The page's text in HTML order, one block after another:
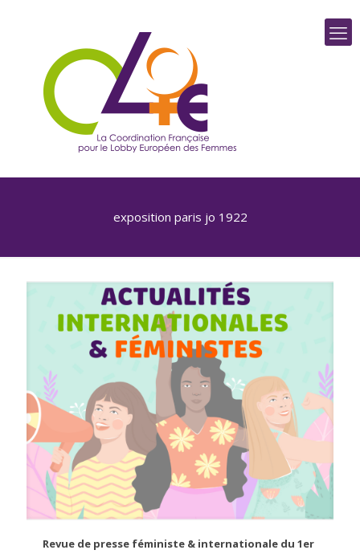
exposition paris jo 1922
Revue de presse féministe & internationale du 1er